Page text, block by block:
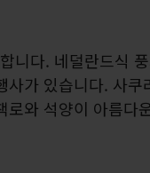
니다. 네덜란드식
가 있습니다. 사쿠
와 석양이 아름다